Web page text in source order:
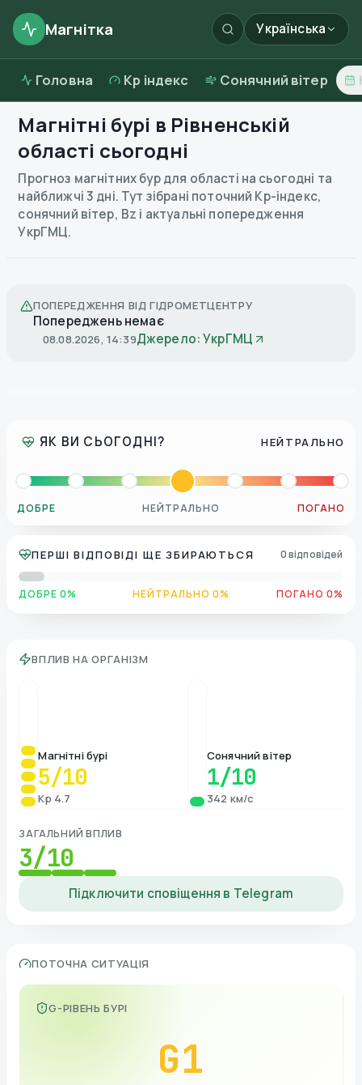
Магнітка Українська
Головна Kp індекс Сонячний вітер
Магнітні бурі в Рівненській
області сьогодні
Прогноз магнітних бур для області на сьогодні та
найближчі 3 дні. Тут зібрані поточний Kp-індекс,
сонячний вітер, Bz і актуальні попередження
УкрГМЦ.
ПОПЕРЕДЖЕННЯ ВІД ГІДРОМЕТЦЕНТРУ
Попереджень немає
08.08.2026, 14:39Джерело: УкрГМЦ
ЯК ВИ СЬОГОДНІ? НЕЙТРАЛЬНО
ДОБРЕ НЕЙТРАЛЬНО ПОГАНО
ПЕРШІ ВІДПОВІДІ ЩЕ ЗБИРАЮТЬСЯ 0 відповідей
ДОБРЕ 0% НЕЙТРАЛЬНО 0% ПОГАНО 0%
ВПЛИВ НА ОРГАНІЗМ
Магнітні бурі
5/10
Kp 4.7
Сонячний вітер
1/10
342 км/с
ЗАГАЛЬНИЙ ВПЛИВ
3/10
Підключити сповіщення в Telegram
ПОТОЧНА СИТУАЦІЯ
G-РІВЕНЬ БУРІ
G1